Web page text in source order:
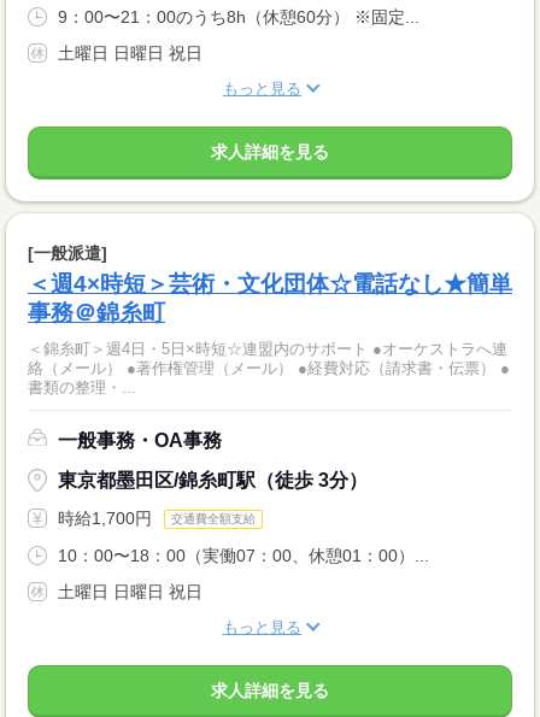
9：00〜21：00のうち8h（休憩60分） ※固定...
土曜日 日曜日 祝日
もっと見る
求人詳細を見る
[一般派遣]
＜週4×時短＞芸術・文化団体☆電話なし★簡単
事務＠錦糸町
＜錦糸町＞週4日・5日×時短☆連盟内のサポート ●オーケストラへ連
絡（メール） ●著作権管理（メール） ●経費対応（請求書・伝票） ●
書類の整理・...
一般事務・OA事務
東京都墨田区/錦糸町駅（徒歩 3分）
時給1,700円 交通費全額支給
10：00〜18：00（実働07：00、休憩01：00）...
土曜日 日曜日 祝日
もっと見る
求人詳細を見る